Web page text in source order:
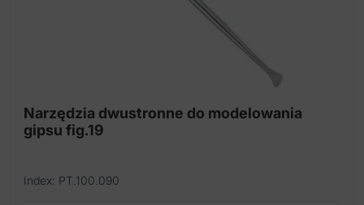
Narzędzia dwustronne do modelowania
gipsu fig.19
Index: PT.100.090